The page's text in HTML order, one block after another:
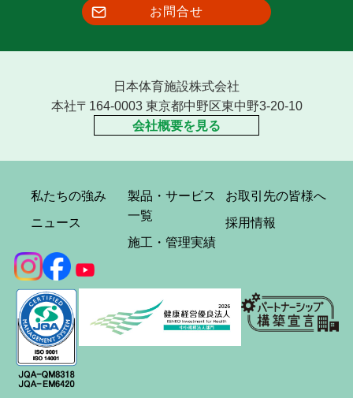
お問合せ
日本体育施設株式会社
本社〒164-0003 東京都中野区東中野3-20-10
会社概要を見る
私たちの強み
ニュース
製品・サービス
一覧
施工・管理実績
お取引先の皆様へ
採用情報